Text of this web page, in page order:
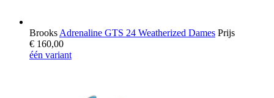
Brooks Adrenaline GTS 24 Weatherized Dames Prijs
€ 160,00
één variant